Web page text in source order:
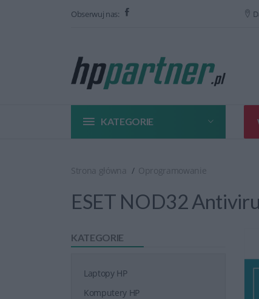
Obserwuj nas:
KATEGORIE
Strona główna Oprogramowanie
ESET NOD32
KATEGORIE
Laptopy HP
Komputery HP